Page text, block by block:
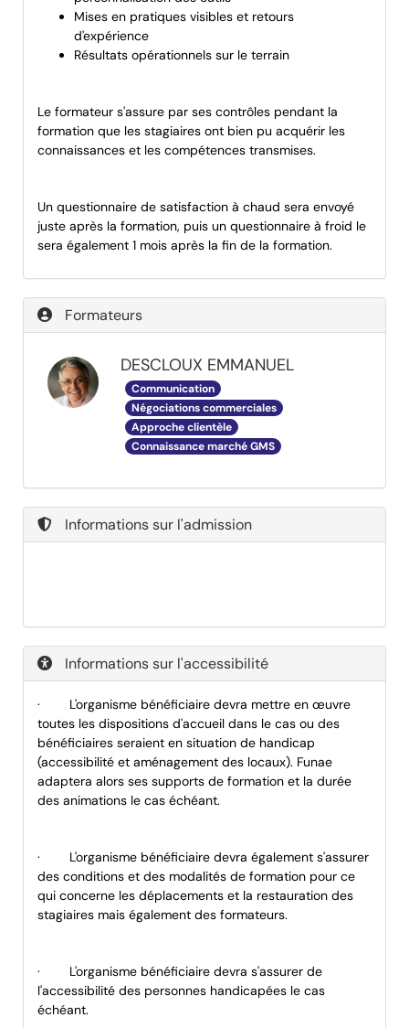
Mises en pratiques visibles et retours
d'expérience
Résultats opérationnels sur le terrain
Le formateur s'assure par ses contrôles pendant la
formation que les stagiaires ont bien pu acquérir les
connaissances et les compétences transmises.
Un questionnaire de satisfaction à chaud sera envoyé
juste après la formation, puis un questionnaire à froid le
sera également 1 mois après la fin de la formation.
Formateurs
DESCLOUX EMMANUEL
Communication
Négociations commerciales
Approche clientèle
Connaissance marché GMS
Informations sur l'admission
Informations sur l'accessibilité
· L'organisme bénéficiaire devra mettre en œuvre
toutes les dispositions d'accueil dans le cas ou des
bénéficiaires seraient en situation de handicap
(accessibilité et aménagement des locaux). Funae
adaptera alors ses supports de formation et la durée
des animations le cas échéant.
· L'organisme bénéficiaire devra également s'assurer
des conditions et des modalités de formation pour ce
qui concerne les déplacements et la restauration des
stagiaires mais également des formateurs.
· L'organisme bénéficiaire devra s'assurer de
l'accessibilité des personnes handicapées le cas
échéant.